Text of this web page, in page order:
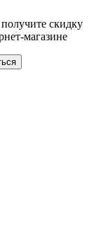
скидку
магазине